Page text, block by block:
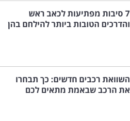
7 סיבות מפתיעות לכאב ראש
והדרכים הטובות ביותר להילחם בהן
השוואת רכבים חדשים: כך תבחרו
את הרכב שבאמת מתאים לכם